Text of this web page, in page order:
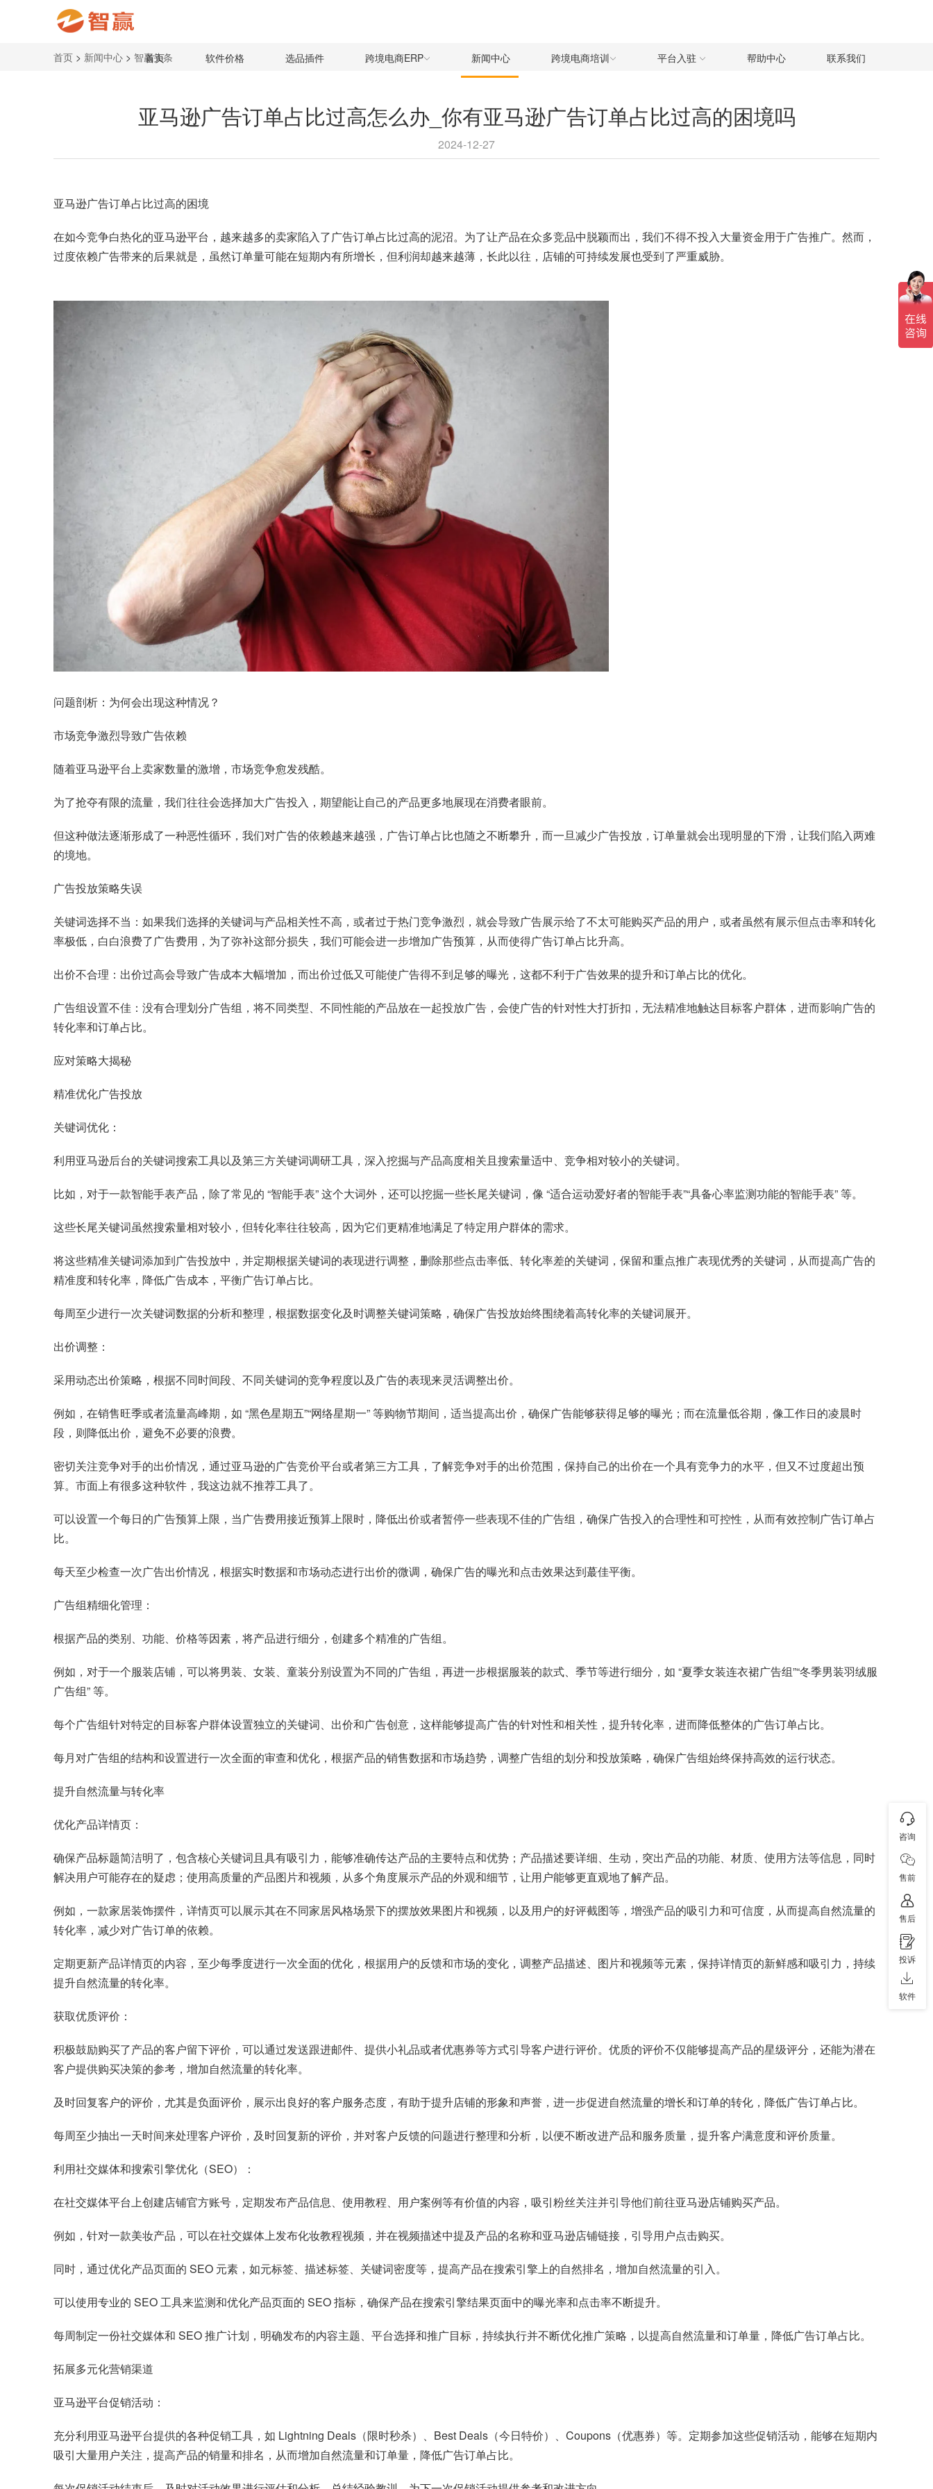
首页 软件价格 选品插件 跨境电商ERP 新闻中心 跨境电商培训 平台入驻 帮助中心 联系我们
首页 > 新闻中心 > 智赢头条
亚马逊广告订单占比过高怎么办_你有亚马逊广告订单占比过高的困境吗
2024-12-27
亚马逊广告订单占比过高的困境
在如今竞争白热化的亚马逊平台，越来越多的卖家陷入了广告订单占比过高的泥沼。为了让产品在众多竞品中脱颖而出，我们不得不投入大量资金用于广告推广。然而，
过度依赖广告带来的后果就是，虽然订单量可能在短期内有所增长，但利润却越来越薄，长此以往，店铺的可持续发展也受到了严重威胁。
问题剖析：为何会出现这种情况？
市场竞争激烈导致广告依赖
随着亚马逊平台上卖家数量的激增，市场竞争愈发残酷。
为了抢夺有限的流量，我们往往会选择加大广告投入，期望能让自己的产品更多地展现在消费者眼前。
但这种做法逐渐形成了一种恶性循环，我们对广告的依赖越来越强，广告订单占比也随之不断攀升，而一旦减少广告投放，订单量就会出现明显的下滑，让我们陷入两难
的境地。
广告投放策略失误
关键词选择不当：如果我们选择的关键词与产品相关性不高，或者过于热门竞争激烈，就会导致广告展示给了不太可能购买产品的用户，或者虽然有展示但点击率和转化
率极低，白白浪费了广告费用，为了弥补这部分损失，我们可能会进一步增加广告预算，从而使得广告订单占比升高。
出价不合理：出价过高会导致广告成本大幅增加，而出价过低又可能使广告得不到足够的曝光，这都不利于广告效果的提升和订单占比的优化。
广告组设置不佳：没有合理划分广告组，将不同类型、不同性能的产品放在一起投放广告，会使广告的针对性大打折扣，无法精准地触达目标客户群体，进而影响广告的
转化率和订单占比。
应对策略大揭秘
精准优化广告投放
关键词优化：
利用亚马逊后台的关键词搜索工具以及第三方关键词调研工具，深入挖掘与产品高度相关且搜索量适中、竞争相对较小的关键词。
比如，对于一款智能手表产品，除了常见的 “智能手表” 这个大词外，还可以挖掘一些长尾关键词，像 “适合运动爱好者的智能手表”“具备心率监测功能的智能手表” 等。
这些长尾关键词虽然搜索量相对较小，但转化率往往较高，因为它们更精准地满足了特定用户群体的需求。
将这些精准关键词添加到广告投放中，并定期根据关键词的表现进行调整，删除那些点击率低、转化率差的关键词，保留和重点推广表现优秀的关键词，从而提高广告的
精准度和转化率，降低广告成本，平衡广告订单占比。
每周至少进行一次关键词数据的分析和整理，根据数据变化及时调整关键词策略，确保广告投放始终围绕着高转化率的关键词展开。
出价调整：
采用动态出价策略，根据不同时间段、不同关键词的竞争程度以及广告的表现来灵活调整出价。
例如，在销售旺季或者流量高峰期，如 “黑色星期五”“网络星期一” 等购物节期间，适当提高出价，确保广告能够获得足够的曝光；而在流量低谷期，像工作日的凌晨时
段，则降低出价，避免不必要的浪费。
密切关注竞争对手的出价情况，通过亚马逊的广告竞价平台或者第三方工具，了解竞争对手的出价范围，保持自己的出价在一个具有竞争力的水平，但又不过度超出预
算。市面上有很多这种软件，我这边就不推荐工具了。
可以设置一个每日的广告预算上限，当广告费用接近预算上限时，降低出价或者暂停一些表现不佳的广告组，确保广告投入的合理性和可控性，从而有效控制广告订单占
比。
每天至少检查一次广告出价情况，根据实时数据和市场动态进行出价的微调，确保广告的曝光和点击效果达到蕞佳平衡。
广告组精细化管理：
根据产品的类别、功能、价格等因素，将产品进行细分，创建多个精准的广告组。
例如，对于一个服装店铺，可以将男装、女装、童装分别设置为不同的广告组，再进一步根据服装的款式、季节等进行细分，如 “夏季女装连衣裙广告组”“冬季男装羽绒服
广告组” 等。
每个广告组针对特定的目标客户群体设置独立的关键词、出价和广告创意，这样能够提高广告的针对性和相关性，提升转化率，进而降低整体的广告订单占比。
每月对广告组的结构和设置进行一次全面的审查和优化，根据产品的销售数据和市场趋势，调整广告组的划分和投放策略，确保广告组始终保持高效的运行状态。
提升自然流量与转化率
优化产品详情页：
确保产品标题简洁明了，包含核心关键词且具有吸引力，能够准确传达产品的主要特点和优势；产品描述要详细、生动，突出产品的功能、材质、使用方法等信息，同时
解决用户可能存在的疑虑；使用高质量的产品图片和视频，从多个角度展示产品的外观和细节，让用户能够更直观地了解产品。
例如，一款家居装饰摆件，详情页可以展示其在不同家居风格场景下的摆放效果图片和视频，以及用户的好评截图等，增强产品的吸引力和可信度，从而提高自然流量的
转化率，减少对广告订单的依赖。
定期更新产品详情页的内容，至少每季度进行一次全面的优化，根据用户的反馈和市场的变化，调整产品描述、图片和视频等元素，保持详情页的新鲜感和吸引力，持续
提升自然流量的转化率。
获取优质评价：
积极鼓励购买了产品的客户留下评价，可以通过发送跟进邮件、提供小礼品或者优惠券等方式引导客户进行评价。优质的评价不仅能够提高产品的星级评分，还能为潜在
客户提供购买决策的参考，增加自然流量的转化率。
及时回复客户的评价，尤其是负面评价，展示出良好的客户服务态度，有助于提升店铺的形象和声誉，进一步促进自然流量的增长和订单的转化，降低广告订单占比。
每周至少抽出一天时间来处理客户评价，及时回复新的评价，并对客户反馈的问题进行整理和分析，以便不断改进产品和服务质量，提升客户满意度和评价质量。
利用社交媒体和搜索引擎优化（SEO）：
在社交媒体平台上创建店铺官方账号，定期发布产品信息、使用教程、用户案例等有价值的内容，吸引粉丝关注并引导他们前往亚马逊店铺购买产品。
例如，针对一款美妆产品，可以在社交媒体上发布化妆教程视频，并在视频描述中提及产品的名称和亚马逊店铺链接，引导用户点击购买。
同时，通过优化产品页面的 SEO 元素，如元标签、描述标签、关键词密度等，提高产品在搜索引擎上的自然排名，增加自然流量的引入。
可以使用专业的 SEO 工具来监测和优化产品页面的 SEO 指标，确保产品在搜索引擎结果页面中的曝光率和点击率不断提升。
每周制定一份社交媒体和 SEO 推广计划，明确发布的内容主题、平台选择和推广目标，持续执行并不断优化推广策略，以提高自然流量和订单量，降低广告订单占比。
拓展多元化营销渠道
亚马逊平台促销活动：
充分利用亚马逊平台提供的各种促销工具，如 Lightning Deals（限时秒杀）、Best Deals（今日特价）、Coupons（优惠券）等。定期参加这些促销活动，能够在短期内
吸引大量用户关注，提高产品的销量和排名，从而增加自然流量和订单量，降低广告订单占比。
咨询
售前
售后
投诉
软件